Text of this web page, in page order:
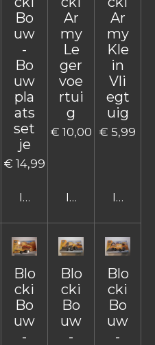
Bo
uw
-
Bo
uw
pla
ats
set
je
€ 14,99
In winkelwagen
Ar
my
Le
ger
voe
rtui
g
€ 10,00
In
Ar
my
Kle
in
Vli
egt
uig
€ 5,99
In
Blo
cki
Bo
uw
-
Blo
cki
Bo
uw
-
Blo
cki
Bo
uw
-